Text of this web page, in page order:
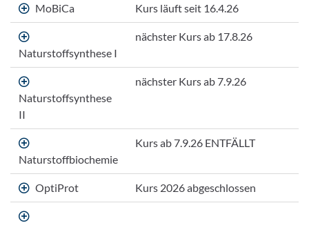
MoBiCa Kurs läuft seit 16.4.26
Naturstoffsynthese I
nächster Kurs ab 17.8.26
Naturstoffsynthese
II
nächster Kurs ab 7.9.26
Naturstoffbiochemie
Kurs ab 7.9.26 ENTFÄLLT
OptiProt Kurs 2026 abgeschlossen